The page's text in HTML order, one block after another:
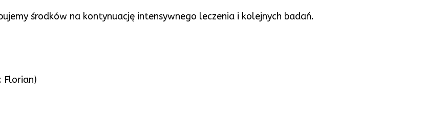
środków na kontynuację intensywnego leczenia i kolejnych badań.
Florian)